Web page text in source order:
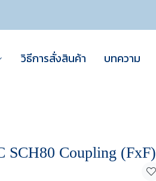
วิธีการสั่งสินค้า บทความ
SCH80 Coupling (FxF)